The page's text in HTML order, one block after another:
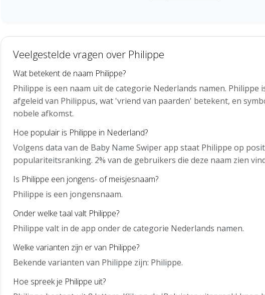
Veelgestelde vragen over Philippe
Wat betekent de naam Philippe?
Philippe is een naam uit de categorie Nederlands namen. Philippe
afgeleid van Philippus, wat 'vriend van paarden' betekent, en
nobele afkomst.
Hoe populair is Philippe in Nederland?
Volgens data van de Baby Name Swiper app staat Philippe op
populariteitsranking. 2% van de gebruikers die deze naam zien
Is Philippe een jongens- of meisjesnaam?
Philippe is een jongensnaam.
Onder welke taal valt Philippe?
Philippe valt in de app onder de categorie Nederlands namen.
Welke varianten zijn er van Philippe?
Bekende varianten van Philippe zijn: Philippe.
Hoe spreek je Philippe uit?